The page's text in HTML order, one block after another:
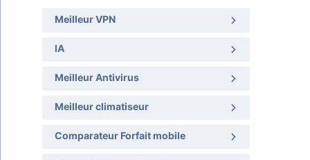
Meilleur VPN
IA
Meilleur Antivirus
Meilleur climatiseur
Comparateur Forfait mobile